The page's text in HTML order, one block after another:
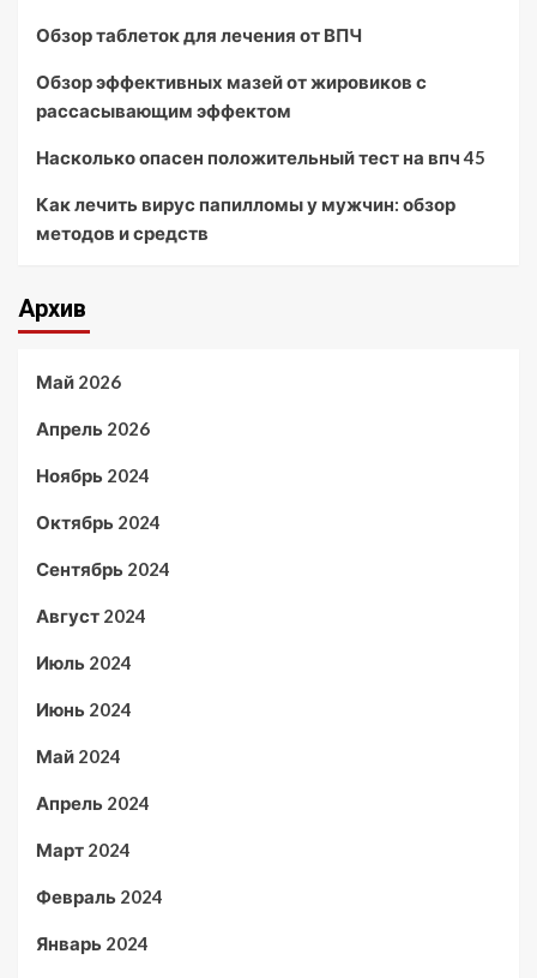
Обзор таблеток для лечения от ВПЧ
Обзор эффективных мазей от жировиков с
рассасывающим эффектом
Насколько опасен положительный тест на впч 45
Как лечить вирус папилломы у мужчин: обзор
методов и средств
Архив
Май 2026
Апрель 2026
Ноябрь 2024
Октябрь 2024
Сентябрь 2024
Август 2024
Июль 2024
Июнь 2024
Май 2024
Апрель 2024
Март 2024
Февраль 2024
Январь 2024